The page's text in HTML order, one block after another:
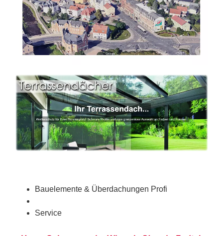
Bauelemente & Überdachungen Profi
Service